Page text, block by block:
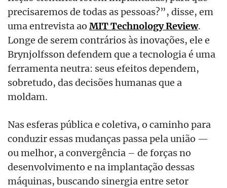
precisaremos de todas as pessoas?”, disse, em
uma entrevista ao MIT Technology Review.
Longe de serem contrários às inovações, ele e
Brynjolfsson defendem que a tecnologia é uma
ferramenta neutra: seus efeitos dependem,
sobretudo, das decisões humanas que a
moldam.
Nas esferas pública e coletiva, o caminho para
conduzir essas mudanças passa pela união —
ou melhor, a convergência – de forças no
desenvolvimento e na implantação dessas
máquinas, buscando sinergia entre setor